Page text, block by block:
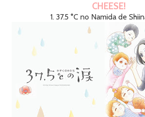
CHEESE!
1. 37.5 °C no Namida de